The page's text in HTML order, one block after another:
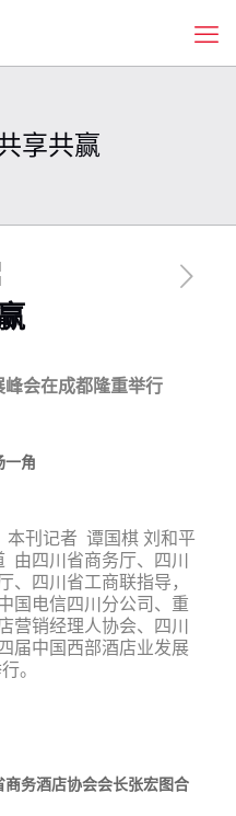
享共赢
会在成都隆重举行
一角
刊记者 谭国棋 刘和平
由四川省商务厅、四川
、四川省工商联指导，
国电信四川分公司、重
营销经理人协会、四川
届中国西部酒店业发展
。
务酒店协会会长张宏图合